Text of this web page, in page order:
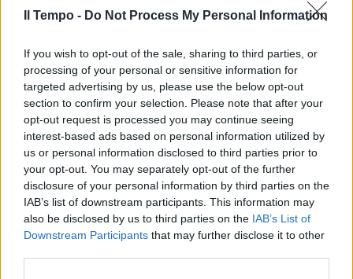
Il Tempo - Do Not Process My Personal Information
If you wish to opt-out of the sale, sharing to third parties, or
processing of your personal or sensitive information for
targeted advertising by us, please use the below opt-out
section to confirm your selection. Please note that after your
opt-out request is processed you may continue seeing
interest-based ads based on personal information utilized by
us or personal information disclosed to third parties prior to
your opt-out. You may separately opt-out of the further
disclosure of your personal information by third parties on the
IAB’s list of downstream participants. This information may
also be disclosed by us to third parties on the IAB’s List of
Downstream Participants that may further disclose it to other
In evidenza